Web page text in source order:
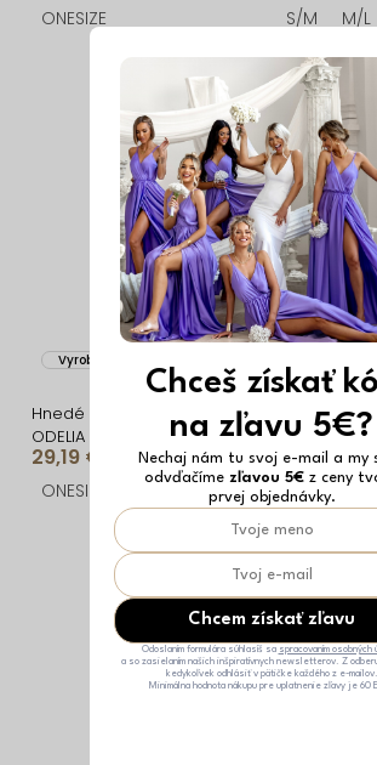
ONESIZE S/M M/L
Vyrobené v EÚ
Hnedé krajkové dlhé šaty
ODELIA s riasením
29,19 €
ONESIZE
Vínové
šaty OLIVIEN
36,09 €
ONESIZE
Chceš získať
na zľavu 5€?
Nechaj nám tu svoj e-mail a my
odvďačíme zľavou 5€ z ceny
prvej objednávky.
Chcem získať zľavu
Odoslaním formulára súhlasíš sa spracovaním osobných
a so zasielaním našich inšpiratívnych newsletterov. Z
kedykoľvek odhlásiť v pätičke každého z e-mailov.
Minimálna hodnota nákupu pre uplatnenie zľavy je 60